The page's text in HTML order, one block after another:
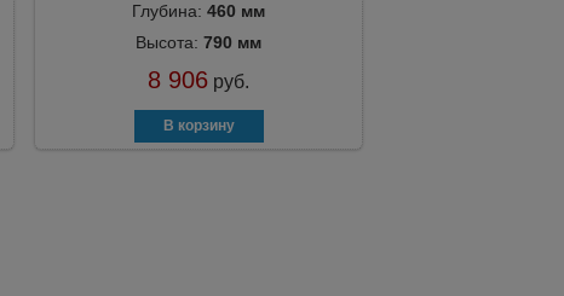
Глубина: 460 мм
Высота: 790 мм
8 906 руб.